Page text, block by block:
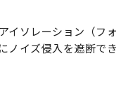
イソレーション（フォ
ノイズ侵入を遮断でき